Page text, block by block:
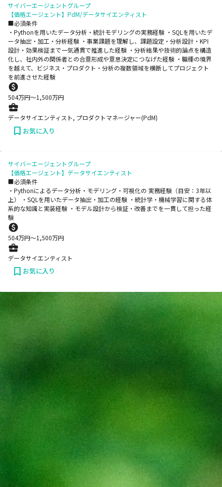
サイバーエージェントグループ
【価格エージェント】PdM/データサイエンティスト
■必須条件
・Pythonを用いたデータ分析・統計モデリングの実務経験 ・SQLを用いたデ
ータ抽出・加工・分析経験 ・事業課題を理解し、課題設定・分析設計・KPI
設計・効果検証まで一気通貫で推進した経験 ・分析結果や技術的論点を構造
化し、社内外の関係者との合意形成や意思決定につなげた経験 ・職種の境界
を越えて、ビジネス・プロダクト・分析の複数領域を横断してプロジェクト
を前進させた経験
504万円〜1,500万円
データサイエンティスト, プロダクトマネージャー(PdM)
お気に入り
サイバーエージェントグループ
【価格エージェント】データサイエンティスト
■必須条件
・Pythonによるデータ分析・モデリング・可視化の 実務経験（目安：3年以
上） ・SQLを用いたデータ抽出・加工の経験 ・統計学・機械学習に関する体
系的な知識と実装経験 ・モデル設計から検証・改善までを一貫して担った経
験
504万円〜1,500万円
データサイエンティスト
お気に入り